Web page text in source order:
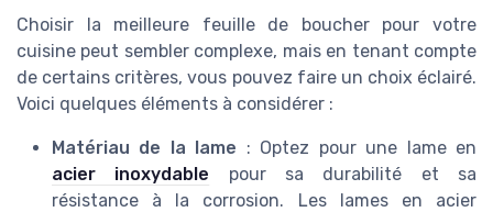
Choisir la meilleure feuille de boucher pour votre
cuisine peut sembler complexe, mais en tenant compte
de certains critères, vous pouvez faire un choix éclairé.
Voici quelques éléments à considérer :
Matériau de la lame : Optez pour une lame en
acier inoxydable pour sa durabilité et sa
résistance à la corrosion. Les lames en acier